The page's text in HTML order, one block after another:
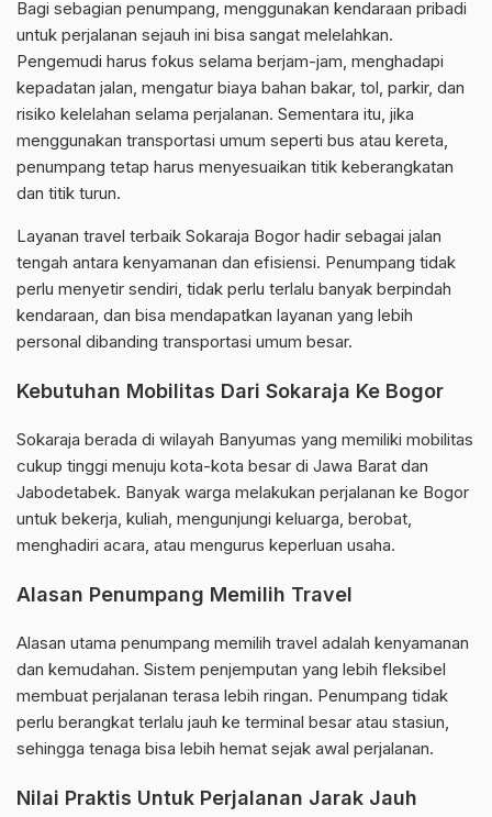
Bagi sebagian penumpang, menggunakan kendaraan pribadi
untuk perjalanan sejauh ini bisa sangat melelahkan.
Pengemudi harus fokus selama berjam-jam, menghadapi
kepadatan jalan, mengatur biaya bahan bakar, tol, parkir, dan
risiko kelelahan selama perjalanan. Sementara itu, jika
menggunakan transportasi umum seperti bus atau kereta,
penumpang tetap harus menyesuaikan titik keberangkatan
dan titik turun.
Layanan travel terbaik Sokaraja Bogor hadir sebagai jalan
tengah antara kenyamanan dan efisiensi. Penumpang tidak
perlu menyetir sendiri, tidak perlu terlalu banyak berpindah
kendaraan, dan bisa mendapatkan layanan yang lebih
personal dibanding transportasi umum besar.
Kebutuhan Mobilitas Dari Sokaraja Ke Bogor
Sokaraja berada di wilayah Banyumas yang memiliki mobilitas
cukup tinggi menuju kota-kota besar di Jawa Barat dan
Jabodetabek. Banyak warga melakukan perjalanan ke Bogor
untuk bekerja, kuliah, mengunjungi keluarga, berobat,
menghadiri acara, atau mengurus keperluan usaha.
Alasan Penumpang Memilih Travel
Alasan utama penumpang memilih travel adalah kenyamanan
dan kemudahan. Sistem penjemputan yang lebih fleksibel
membuat perjalanan terasa lebih ringan. Penumpang tidak
perlu berangkat terlalu jauh ke terminal besar atau stasiun,
sehingga tenaga bisa lebih hemat sejak awal perjalanan.
Nilai Praktis Untuk Perjalanan Jarak Jauh